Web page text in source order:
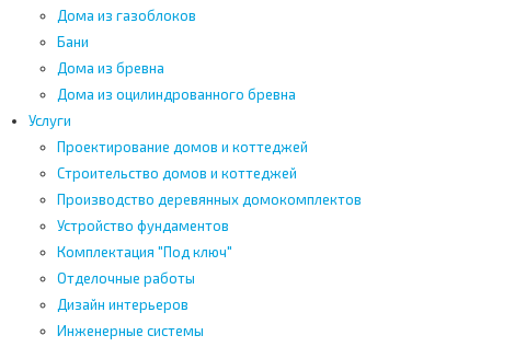
Дома из газоблоков
Бани
Дома из бревна
Дома из оцилиндрованного бревна
Услуги
Проектирование домов и коттеджей
Строительство домов и коттеджей
Производство деревянных домокомплектов
Устройство фундаментов
Комплектация "Под ключ"
Отделочные работы
Дизайн интерьеров
Инженерные системы